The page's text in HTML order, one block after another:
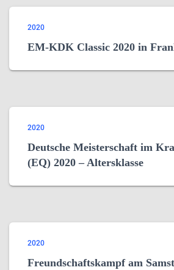
2020
EM-KDK Classic 2020 in
2020
Deutsche Meisterschaft im
(EQ) 2020 – Altersklasse
2020
Freundschaftskampf am